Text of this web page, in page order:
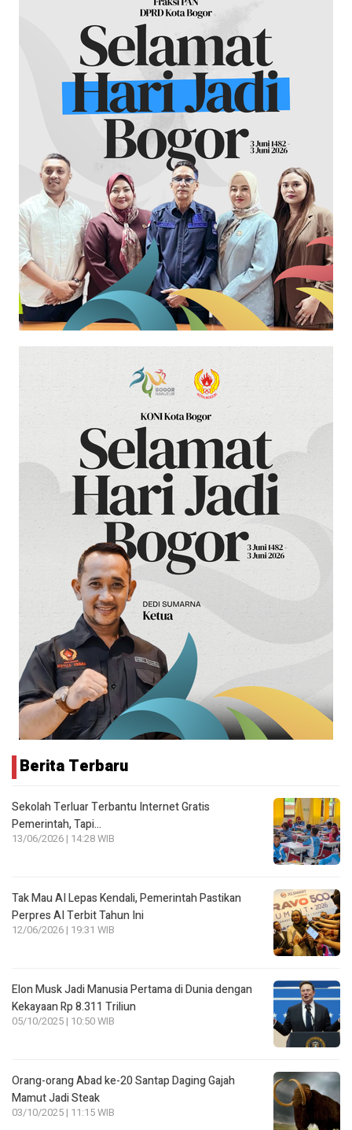
Berita Terbaru
Sekolah Terluar Terbantu Internet Gratis
Pemerintah, Tapi…
13/06/2026 | 14:28 WIB
Tak Mau AI Lepas Kendali, Pemerintah Pastikan
Perpres AI Terbit Tahun Ini
12/06/2026 | 19:31 WIB
Elon Musk Jadi Manusia Pertama di Dunia dengan
Kekayaan Rp 8.311 Triliun
05/10/2025 | 10:50 WIB
Orang-orang Abad ke-20 Santap Daging Gajah
Mamut Jadi Steak
03/10/2025 | 11:15 WIB